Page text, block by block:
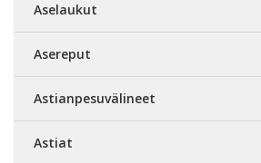
Aselaukut
Asereput
Astianpesuvälineet
Astiat